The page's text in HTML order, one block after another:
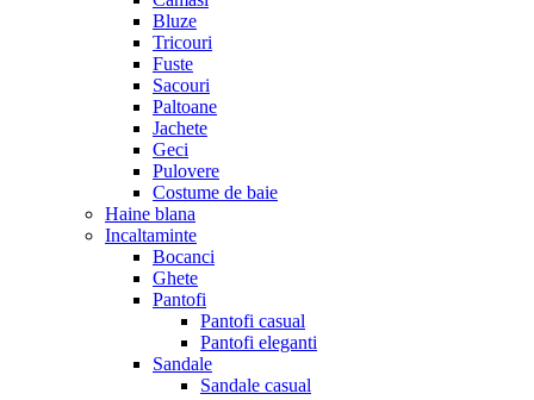
Bluze
Tricouri
Fuste
Sacouri
Paltoane
Jachete
Geci
Pulovere
Costume de baie
Haine blana
Incaltaminte
Bocanci
Ghete
Pantofi
Pantofi casual
Pantofi eleganti
Sandale
Sandale casual